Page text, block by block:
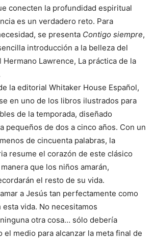
conecten la profundidad espiritual
es un verdadero reto. Para
se presenta Contigo siempre,
introducción a la belleza del
Lawrence, La práctica de la
la editorial Whitaker House Español,
en uno de los libros ilustrados para
de la temporada, diseñado
pequeños de dos a cinco años. Con un
de cincuenta palabras, la
resume el corazón de este clásico
que los niños amarán,
el resto de su vida.
a Jesús tan perfectamente como
vida. No necesitamos
otra cosa… sólo debería
el medio para alcanzar la meta final de